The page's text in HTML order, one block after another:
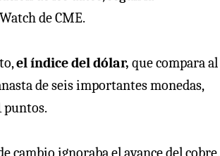
de CME.
el índice del dólar, que compara al
de seis importantes monedas,
puntos.
cambio ignoraba el avance del cobre,